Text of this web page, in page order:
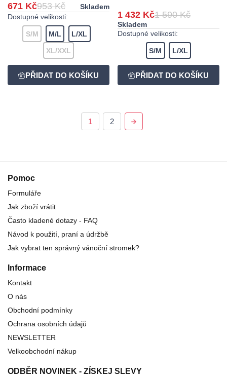
671 Kč953 Kč
Skladem
Dostupné velikosti:
S/M M/L L/XL
XL/XXL
1 432 Kč1 590 Kč
Skladem
Dostupné velikosti:
S/M L/XL
1 2
Pomoc
Formuláře
Jak zboží vrátit
Často kladené dotazy - FAQ
Návod k použití, praní a údržbě
Jak vybrat ten správný vánoční stromek?
Informace
Kontakt
O nás
Obchodní podmínky
Ochrana osobních údajů
NEWSLETTER
Velkoobchodní nákup
ODBĚR NOVINEK - ZÍSKEJ SLEVY